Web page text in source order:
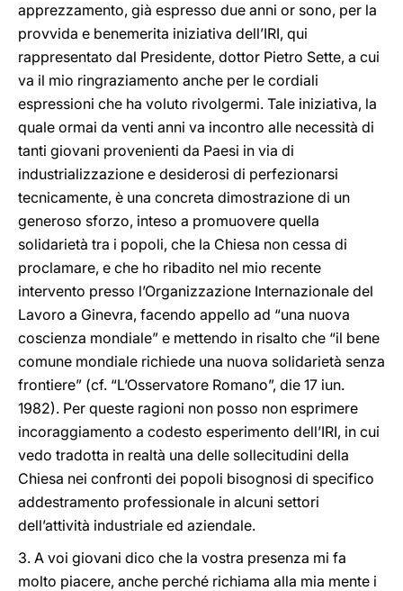
apprezzamento, già espresso due anni or sono, per la
provvida e benemerita iniziativa dell’IRI, qui
rappresentato dal Presidente, dottor Pietro Sette, a cui
va il mio ringraziamento anche per le cordiali
espressioni che ha voluto rivolgermi. Tale iniziativa, la
quale ormai da venti anni va incontro alle necessità di
tanti giovani provenienti da Paesi in via di
industrializzazione e desiderosi di perfezionarsi
tecnicamente, è una concreta dimostrazione di un
generoso sforzo, inteso a promuovere quella
solidarietà tra i popoli, che la Chiesa non cessa di
proclamare, e che ho ribadito nel mio recente
intervento presso l’Organizzazione Internazionale del
Lavoro a Ginevra, facendo appello ad “una nuova
coscienza mondiale” e mettendo in risalto che “il bene
comune mondiale richiede una nuova solidarietà senza
frontiere” (cf. “L’Osservatore Romano”, die 17 iun.
1982). Per queste ragioni non posso non esprimere
incoraggiamento a codesto esperimento dell’IRI, in cui
vedo tradotta in realtà una delle sollecitudini della
Chiesa nei confronti dei popoli bisognosi di specifico
addestramento professionale in alcuni settori
dell’attività industriale ed aziendale.
3. A voi giovani dico che la vostra presenza mi fa
molto piacere, anche perché richiama alla mia mente i